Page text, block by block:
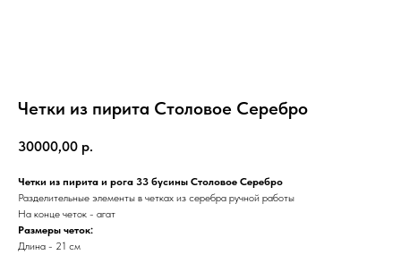
Четки из пирита Столовое Серебро
30000,00 р.
Четки из пирита и рога 33 бусины Столовое Серебро
Разделительные элементы в четках из серебра ручной работы
На конце четок - агат
Размеры четок:
Длина - 21 см